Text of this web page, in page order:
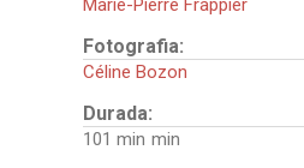
Marie-Pierre Frappier
Fotografia:
Céline Bozon
Durada:
101 min